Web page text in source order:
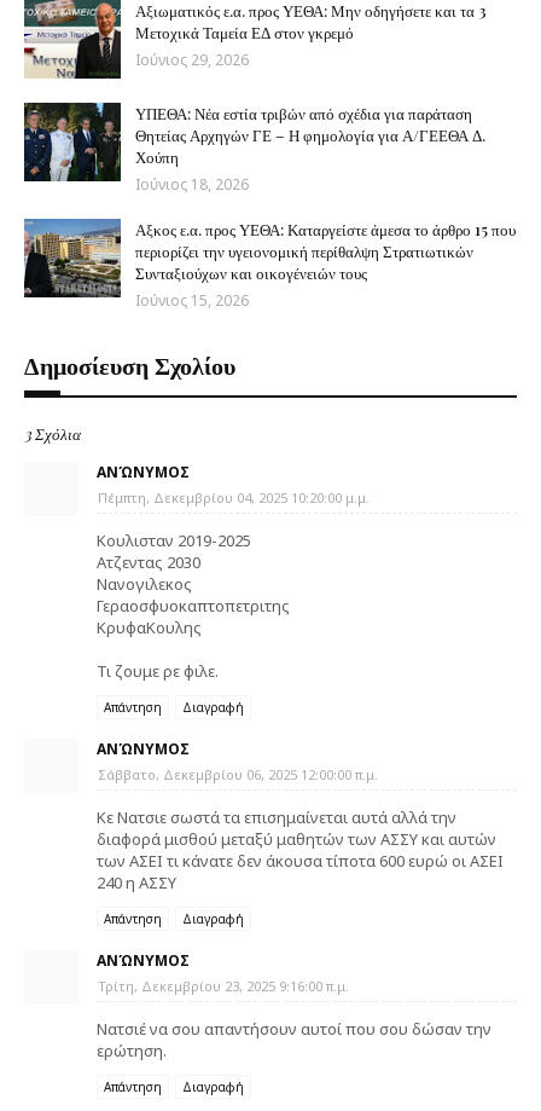
Αξιωματικός ε.α. προς ΥΕΘΑ: Μην οδηγήσετε και τα 3
Μετοχικά Ταμεία ΕΔ στον γκρεμό
Ιούνιος 29, 2026
ΥΠΕΘΑ: Νέα εστία τριβών από σχέδια για παράταση
Θητείας Αρχηγών ΓΕ – Η φημολογία για Α/ΓΕΕΘΑ Δ.
Χούπη
Ιούνιος 18, 2026
Αξκος ε.α. προς ΥΕΘΑ: Καταργείστε άμεσα το άρθρο 15 που
περιορίζει την υγειονομική περίθαλψη Στρατιωτικών
Συνταξιούχων και οικογένειών τους
Ιούνιος 15, 2026
Δημοσίευση Σχολίου
3 Σχόλια
ΑΝΏΝΥΜΟΣ
Πέμπτη, Δεκεμβρίου 04, 2025 10:20:00 μ.μ.
Κουλισταν 2019-2025
Ατζεντας 2030
Νανογιλεκος
Γεραοσφυοκαπτοπετριτης
ΚρυφαΚουλης
Τι ζουμε ρε φιλε.
Απάντηση Διαγραφή
ΑΝΏΝΥΜΟΣ
Σάββατο, Δεκεμβρίου 06, 2025 12:00:00 π.μ.
Κε Νατσιε σωστά τα επισημαίνεται αυτά αλλά την
διαφορά μισθού μεταξύ μαθητών των ΑΣΣΥ και αυτών
των ΑΣΕΙ τι κάνατε δεν άκουσα τίποτα 600 ευρώ οι ΑΣΕΙ
240 η ΑΣΣΥ
Απάντηση Διαγραφή
ΑΝΏΝΥΜΟΣ
Τρίτη, Δεκεμβρίου 23, 2025 9:16:00 π.μ.
Νατσιέ να σου απαντήσουν αυτοί που σου δώσαν την
ερώτηση.
Απάντηση Διαγραφή